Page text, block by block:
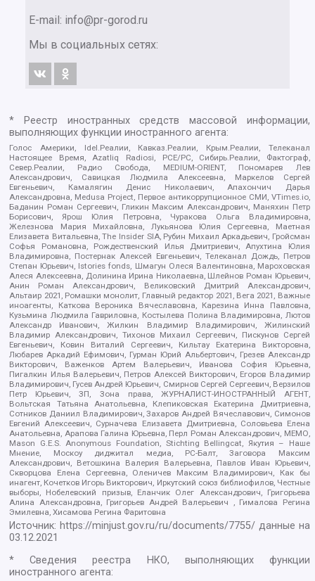
E-mail: info@pr-gorod.ru
Мы в социальных сетях:
* Реестр иностранных средств массовой информации,
выполняющих функции иностранного агента:
Голос Америки, Idel.Реалии, Кавказ.Реалии, Крым.Реалии, Телеканал
Настоящее Время, Azatliq Radiosi, PCE/PC, Сибирь.Реалии, Фактограф,
Север.Реалии, Радио Свобода, MEDIUM-ORIENT, Пономарев Лев
Александрович, Савицкая Людмила Алексеевна, Маркелов Сергей
Евгеньевич, Камалягин Денис Николаевич, Апахончич Дарья
Александровна, Medusa Project, Первое антикоррупционное СМИ, VTimes.io,
Баданин Роман Сергеевич, Гликин Максим Александрович, Маняхин Петр
Борисович, Ярош Юлия Петровна, Чуракова Ольга Владимировна,
Железнова Мария Михайловна, Лукьянова Юлия Сергеевна, Маетная
Елизавета Витальевна, The Insider SIA, Рубин Михаил Аркадьевич, Гройсман
Софья Романовна, Рождественский Илья Дмитриевич, Апухтина Юлия
Владимировна, Постернак Алексей Евгеньевич, Телеканал Дождь, Петров
Степан Юрьевич, Istories fonds, Шмагун Олеся Валентиновна, Мароховская
Алеся Алексеевна, Долинина Ирина Николаевна, Шлейнов Роман Юрьевич,
Анин Роман Александрович, Великовский Дмитрий Александрович,
Альтаир 2021, Ромашки монолит, Главный редактор 2021, Вега 2021, Важные
иноагенты, Каткова Вероника Вячеславовна, Карезина Инна Павловна,
Кузьмина Людмила Гавриловна, Костылева Полина Владимировна, Лютов
Александр Иванович, Жилкин Владимир Владимирович, Жилинский
Владимир Александрович, Тихонов Михаил Сергеевич, Пискунов Сергей
Евгеньевич, Ковин Виталий Сергеевич, Кильтау Екатерина Викторовна,
Любарев Аркадий Ефимович, Гурман Юрий Альбертович, Грезев Александр
Викторович, Важенков Артем Валерьевич, Иванова София Юрьевна,
Пигалкин Илья Валерьевич, Петров Алексей Викторович, Егоров Владимир
Владимирович, Гусев Андрей Юрьевич, Смирнов Сергей Сергеевич, Верзилов
Петр Юрьевич, ЗП, Зона права, ЖУРНАЛИСТ-ИНОСТРАННЫЙ АГЕНТ,
Вольтская Татьяна Анатольевна, Клепиковская Екатерина Дмитриевна,
Сотников Даниил Владимирович, Захаров Андрей Вячеславович, Симонов
Евгений Алексеевич, Сурначева Елизавета Дмитриевна, Соловьева Елена
Анатольевна, Арапова Галина Юрьевна, Перл Роман Александрович, МЕМО,
Mason G.E.S. Anonymous Foundation, Stichting Bellingcat, Якутия – Наше
Мнение, Москоу диджитал медиа, РС-Балт, Заговора Максим
Александрович, Ветошкина Валерия Валерьевна, Павлов Иван Юрьевич,
Скворцова Елена Сергеевна, Оленичев Максим Владимирович, Как бы
инагент, Кочетков Игорь Викторович, Иркутский союз библиофилов, Честные
выборы, Нобелевский призыв, Еланчик Олег Александрович, Григорьева
Алина Александровна, Григорьев Андрей Валерьевич , Гималова Регина
Эмилевна, Хисамова Регина Фаритовна
Источник: https://minjust.gov.ru/ru/documents/7755/ данные на
03.12.2021
* Сведения реестра НКО, выполняющих функции
иностранного агента: